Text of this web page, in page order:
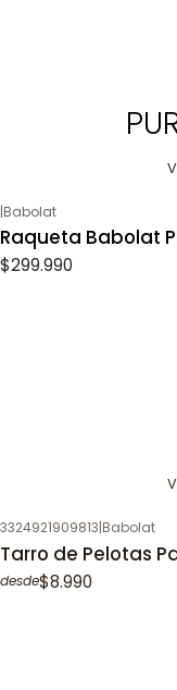
|Babolat
Raqueta Babolat
$299.990
3324921909813|Babolat
Tarro de Pelotas
desde$8.990